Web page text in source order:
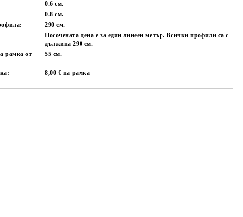
0.6 см.
0.8 см.
290 см.
Посочената цена е за един линеен метър. Всички профили са с
дължина 290 см.
рамка от
55 см.
8,00 € на рамка